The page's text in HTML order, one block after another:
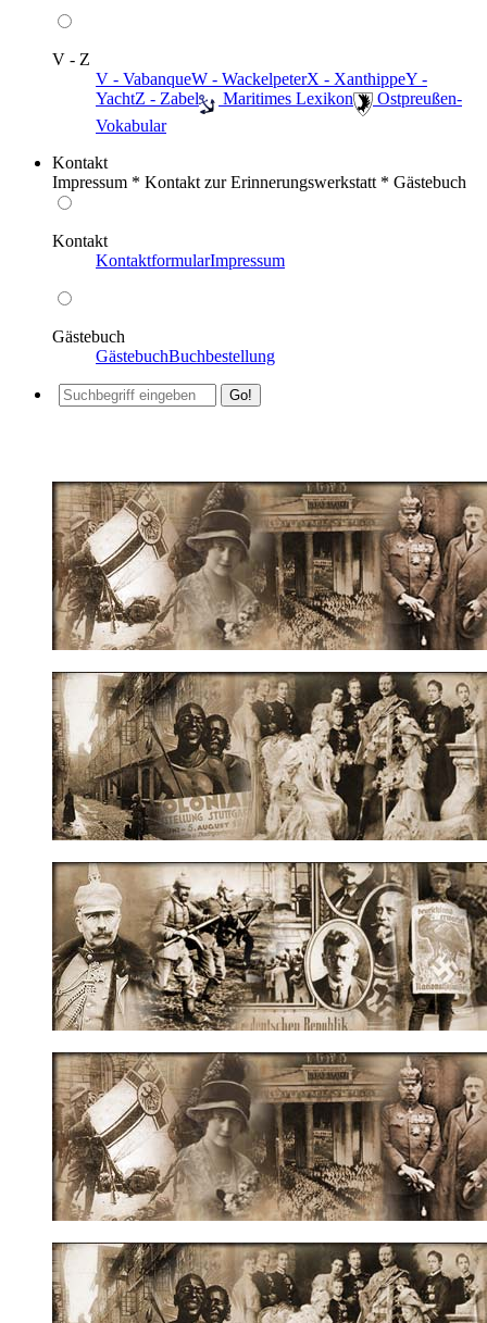
V - Z
V - VabanqueW - WackelpeterX - XanthippeY -
YachtZ - Zabel ️ Maritimes Lexikon
️ Ostpreußen-
Vokabular
Kontakt
Impressum * Kontakt zur Erinnerungswerkstatt * Gästebuch
Kontakt
KontaktformularImpressum
Gästebuch
GästebuchBuchbestellung